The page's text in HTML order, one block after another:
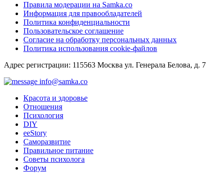
Правила модерации на Samka.co
Информация для правообладателей
Политика конфиденциальности
Пользовательское соглашение
Согласие на обработку персональных данных
Политика использования cookie-файлов
Адрес регистрации: 115563 Москва ул. Генерала Белова, д. 7
info@samka.co
Красота и здоровье
Отношения
Психология
DIY
ееStory
Саморазвитие
Правильное питание
Советы психолога
Форум